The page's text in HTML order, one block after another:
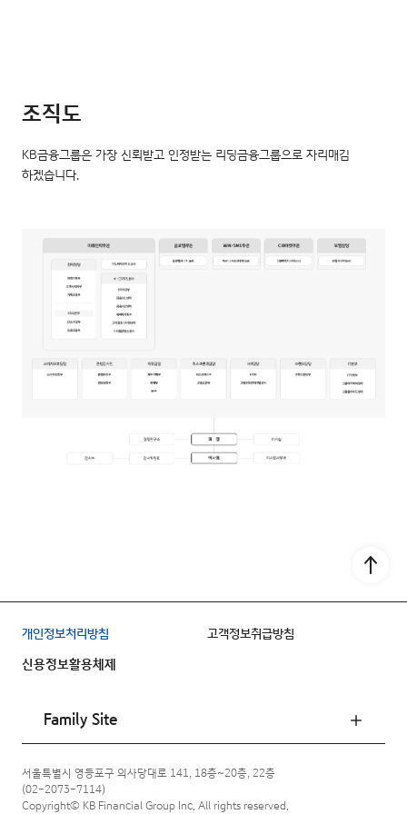
Go
조직도
KB금융그룹은 가장 신뢰받고 인정받는 리딩금융그룹으로 자리매김
하겠습니다.
개인정보처리방침
고객정보취급방침
신용정보활용체제
Family Site
서울특별시 영등포구 의사당대로 141, 18층~20층, 22층
(02-2073-7114)
Copyright© KB Financial Group Inc. All rights reserved.